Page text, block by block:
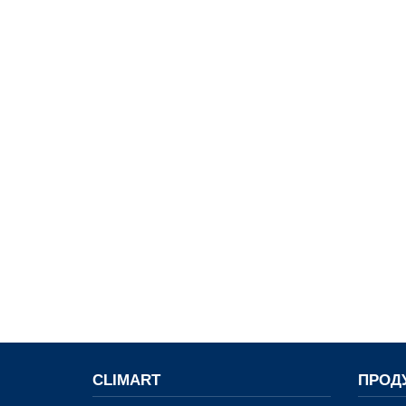
CLIMART